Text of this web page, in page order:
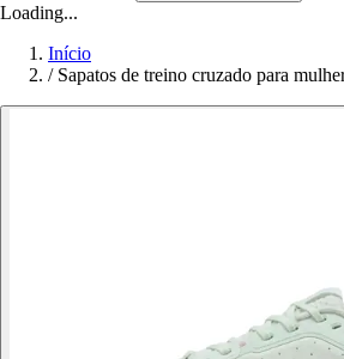
Loading...
Início
/ Sapatos de treino cruzado para